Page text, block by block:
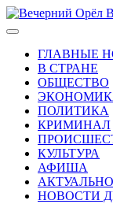
ГЛАВНЫЕ
В СТРАНЕ
ОБЩЕСТВО
ПОЛИТИКА
КРИМИНАЛ
КУЛЬТУРА
АФИША
АКТУАЛЬНО
НОВОСТИ